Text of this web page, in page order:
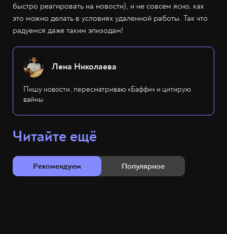
быстро реагировать на новости), и не совсем ясно, как
это можно делать в условиях удаленной работы. Так что
радуемся даже таким эпизодам!
Лена Николаева
Пишу новости, пересматриваю «Баффи» и цитирую
вайны
Читайте ещё
Рекомендуем Популярное